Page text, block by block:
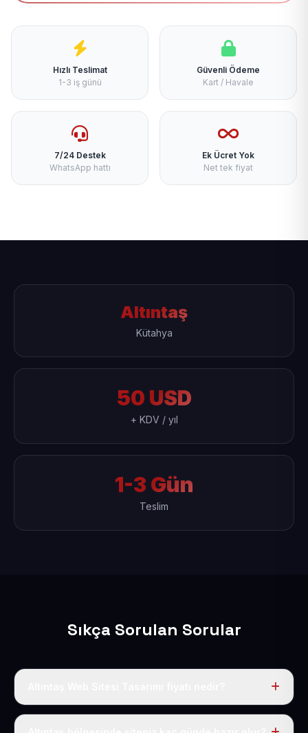
Hızlı Teslimat
1-3 iş günü
Güvenli Ödeme
Kart / Havale
7/24 Destek
WhatsApp hattı
Ek Ücret Yok
Net tek fiyat
Altıntaş
Kütahya
50 USD
+ KDV / yıl
1-3 Gün
Teslim
Sıkça Sorulan Sorular
Tek fiyat uygulanır: yıllık 50 USD + KDV. Bu bedele alan